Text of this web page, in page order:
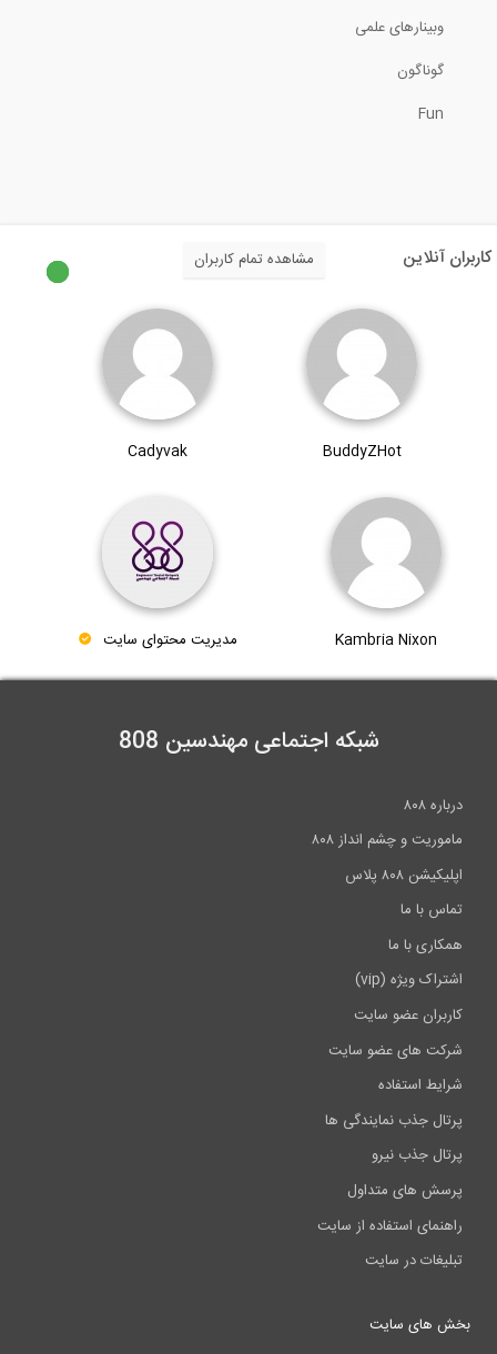
وبینارهای علمی
گوناگون
Fun
کاربران آنلاین مشاهده تمام کاربران
BuddyZHot
Cadyvak
Kambria Nixon مدیریت محتوای سایت
شبکه اجتماعی مهندسین 808
درباره ۸۰۸
ماموریت و چشم انداز ۸۰۸
اپلیکیشن ۸۰۸ پلاس
تماس با ما
همکاری با ما
اشتراک ویژه (vip)
کاربران عضو سایت
شرکت های عضو سایت
شرایط استفاده
پرتال جذب نمایندگی ها
پرتال جذب نیرو
پرسش های متداول
راهنمای استفاده از سایت
تبلیغات در سایت
بخش های سایت